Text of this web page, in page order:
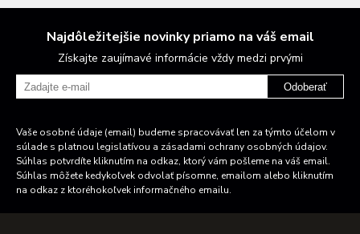
Najdôležitejšie novinky priamo na váš email
Získajte zaujímavé informácie vždy medzi prvými
Odoberať
Vaše osobné údaje (email) budeme spracovávať len za týmto účelom v
súlade s platnou legislatívou a zásadami ochrany osobných údajov.
Súhlas potvrdíte kliknutím na odkaz, ktorý vám pošleme na váš email.
Súhlas môžete kedykoľvek odvolať písomne, emailom alebo kliknutím
na odkaz z ktoréhokoľvek informačného emailu.